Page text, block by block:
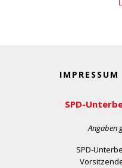
SPD-
Angaben
SPD-